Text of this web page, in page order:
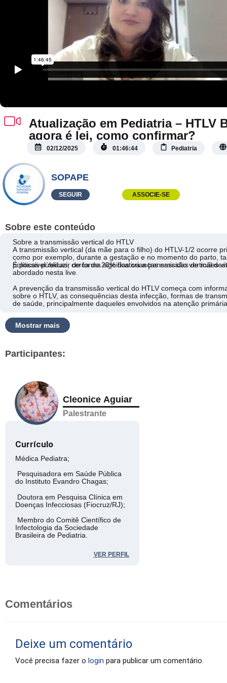
Atualização em Pediatria – HTLV
agora é lei, como confirmar?
02/12/2025 01:46:44 Pediatria
SOPAPE
SEGUIR ASSOCIE-SE
Sobre este conteúdo
Sobre a transmissão vertical do HTLV
A transmissão vertical (da mãe para o filho) do HTLV-1/2 ocorre
como por exemplo, durante a gestação e no momento do parto,
políticas públicas, cerca de 20% das crianças nascidas de mães
É possível reduzir de forma significativa a transmissão vertical
abordado nesta live.
A prevenção da transmissão vertical do HTLV começa com
sobre o HTLV, as consequências desta infecção, formas de
de saúde, principalmente daqueles envolvidos na atenção
Mostrar mais
Participantes:
Cleonice Aguiar
Palestrante
Currículo
Médica Pediatra;
Pesquisadora em Saúde Pública
do Instituto Evandro Chagas;
Doutora em Pesquisa Clínica em
Doenças Infecciosas (Fiocruz/RJ);
Membro do Comitê Científico de
Infectologia da Sociedade
Brasileira de Pediatria.
VER PERFIL
Comentários
Deixe um comentário
Você precisa fazer o login para publicar um comentário.